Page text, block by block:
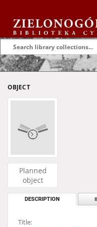
OBJECT
Planned
object
DESCRIPTION
Title: